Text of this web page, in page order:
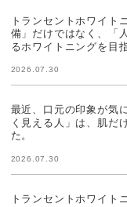
トランセントホワイト
備」だけではなく、「
るホワイトニングを目
2026.07.30
最近、口元の印象が気
く見える人」は、肌だ
た。
2026.07.30
トランセントホワイト